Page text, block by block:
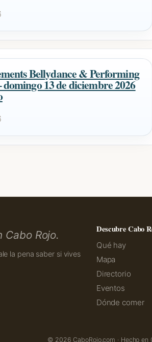
Bellydance & Performing
13 de diciembre 2026
Rojo.
la pena saber si vives
Descubre Cabo
Qué hay
Mapa
Directorio
Eventos
Dónde comer
© 2026 CaboRojo.com · Hecho en